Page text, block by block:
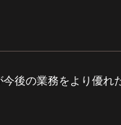
後の業務をより優